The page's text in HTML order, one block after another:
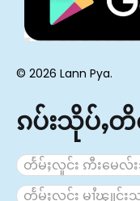
© 2026 Lann Pya.
ၵပ်းသိုပ်ႇ